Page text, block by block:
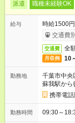
派遣 職種未経験OK
給与
時給1500
交通費
交通費 全
月収例 10
勤務地
千葉市中央
蘇我駅から
携帯電
勤務時間 09:30～